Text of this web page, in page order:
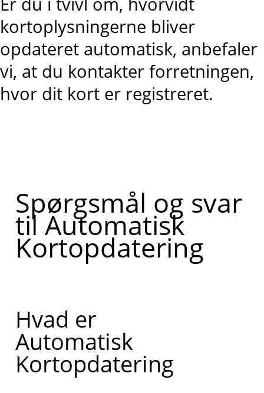
kortoplysningerne bliver
opdateret automatisk, anbefaler
vi, at du kontakter forretningen,
hvor dit kort er registreret.
Spørgsmål og svar
til Automatisk
Kortopdatering
Hvad er
Automatisk
Kortopdatering